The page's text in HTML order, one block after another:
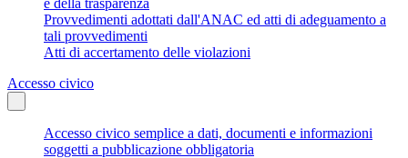
Provvedimenti adottati dall'ANAC ed atti di adeguamento a
tali provvedimenti
Atti di accertamento delle violazioni
Accesso civico
Accesso civico semplice a dati, documenti e informazioni
soggetti a pubblicazione obbligatoria